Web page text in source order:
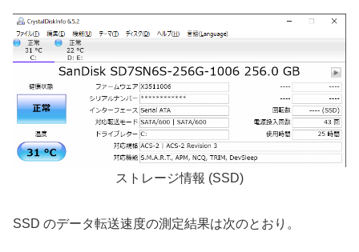
ストレージ情報 (SSD)
SSD のデータ転送速度の測定結果は次のとおり。